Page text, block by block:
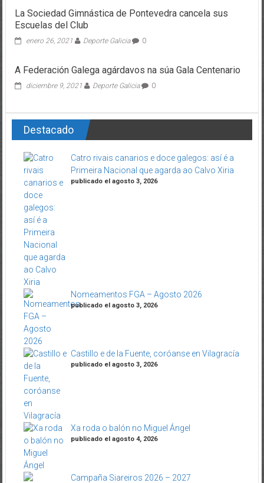
La Sociedad Gimnástica de Pontevedra cancela sus
Escuelas del Club
enero 26, 2021 Deporte Galicia 0
A Federación Galega agárdavos na súa Gala Centenario
diciembre 9, 2021 Deporte Galicia 0
Destacado
Catro rivais canarios e doce galegos: así é a
Primeira Nacional que agarda ao Calvo Xiria
publicado el agosto 3, 2026
Nomeamentos FGA – Agosto 2026
publicado el agosto 3, 2026
Castillo e de la Fuente, coróanse en Vilagracía
publicado el agosto 3, 2026
Xa roda o balón no Miguel Ángel
publicado el agosto 4, 2026
Campaña Siareiros 2026 – 2027